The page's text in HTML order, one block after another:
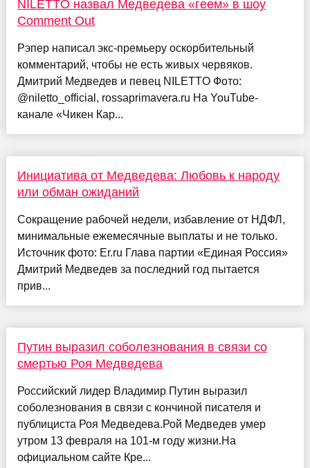
NILETTO назвал Медведева «геем» в шоу
Comment Out
Рэпер написал экс-премьеру оскорбительный
комментарий, чтобы не есть живых червяков.
Дмитрий Медведев и певец NILETTO Фото:
@niletto_official, rossaprimavera.ru На YouTube-
канале «Чикен Кар...
Инициатива от Медведева: Любовь к народу
или обман ожиданий
Сокращение рабочей недели, избавление от НДФЛ,
минимальные ежемесячные выплаты и не только.
Источник фото: Er.ru Глава партии «Единая Россия»
Дмитрий Медведев за последний год пытается
прив...
Путин выразил соболезнования в связи со
смертью Роя Медведева
Российский лидер Владимир Путин выразил
соболезнования в связи с кончиной писателя и
публициста Роя Медведева.Рой Медведев умер
утром 13 февраля на 101-м году жизни.На
официальном сайте Кре...